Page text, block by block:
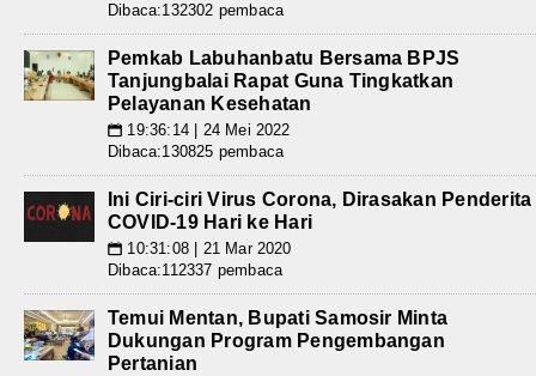
Dibaca:132302 pembaca
Pemkab Labuhanbatu Bersama BPJS
Tanjungbalai Rapat Guna Tingkatkan
Pelayanan Kesehatan
📅 19:36:14 | 24 Mei 2022
Dibaca:130825 pembaca
Ini Ciri-ciri Virus Corona, Dirasakan Penderita
COVID-19 Hari ke Hari
📅 10:31:08 | 21 Mar 2020
Dibaca:112337 pembaca
Temui Mentan, Bupati Samosir Minta
Dukungan Program Pengembangan
Pertanian